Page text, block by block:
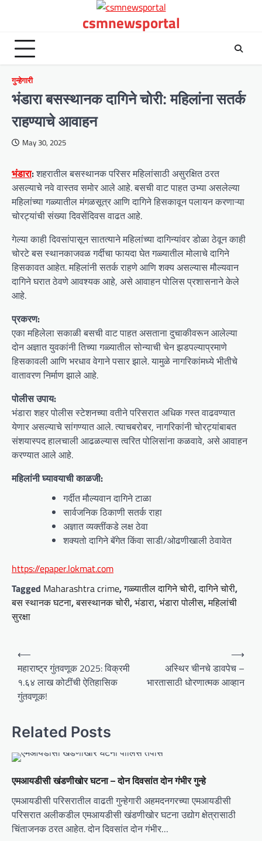
csmnewsportal
गुन्हेगारी
भंडारा बसस्थानक दागिने चोरी: महिलांना सतर्क
राहण्याचे आवाहन
May 30, 2025
भंडारा:शहरातील बसस्थानक परिसर महिलांसाठी असुरक्षित ठरत
असल्याचे नवे वास्तव समोर आले आहे. बसची वाट पाहत उभ्या असलेल्या
महिलांच्या गळ्यातील मंगळसूत्र आणि दागिने हिसकावून पलायन करणाऱ्या
चोरट्यांची संख्या दिवसेंदिवस वाढत आहे.
गेल्या काही दिवसांपासून सातत्याने महिलांच्या दागिन्यांवर डोळा ठेवून काही
चोरटे बस स्थानकाजवळ गर्दीचा फायदा घेत गळ्यातील मोलाचे दागिने
हिसकावत आहेत. महिलांनी सतर्क राहणे आणि शक्य असल्यास मौल्यवान
दागिने घरात ठेवणे आवश्यक आहे, असे आवाहन पोलिस प्रशासनाने केले
आहे.
प्रकरण:
एका महिलेला सकाळी बसची वाट पाहत असताना दुचाकीवरून आलेल्या
दोन अज्ञात युवकांनी तिच्या गळ्यातील सोन्याची चेन झडपल्याप्रमाणे
हिसकावली आणि भरधाव वेगाने पसार झाले. यामुळे नागरिकांमध्ये भीतीचे
वातावरण निर्माण झाले आहे.
पोलीस उपाय:
भंडारा शहर पोलीस स्टेशनच्या वतीने परिसरात अधिक गस्त वाढवण्यात
येणार असल्याचे सांगण्यात आले. त्याचबरोबर, नागरिकांनी चोरट्यांबाबत
संशयास्पद हालचाली आढळल्यास त्वरित पोलिसांना कळवावे, असे आवाहन
करण्यात आले आहे.
महिलांनी घ्यावयाची काळजी:
गर्दीत मौल्यवान दागिने टाळा
सार्वजनिक ठिकाणी सतर्क राहा
अज्ञात व्यक्तींकडे लक्ष ठेवा
शक्यतो दागिने बॅगेत किंवा साडी/ओढणीखाली ठेवावेत
https://epaper.lokmat.com
Tagged Maharashtra crime,गळ्यातील दागिने चोरी,दागिने चोरी,
बस स्थानक घटना,बसस्थानक चोरी,भंडारा,भंडारा पोलीस,महिलांची
सुरक्षा
o
n
a
v
i
g
a
t
⟵
महाराष्ट्र गुंतवणूक 2025: विक्रमी
१.६४ लाख कोटींची ऐतिहासिक
गुंतवणूक!
अस्थिर चीनचे डावपेच –
भारतासाठी धोरणात्मक आव्हान
⟶
Related Posts
एमआयडीसी खंडणीखोर घटना – दोन दिवसांत दोन गंभीर गुन्हे
एमआयडीसी परिसरातील वाढती गुन्हेगारी अहमदनगरच्या एमआयडीसी
परिसरात अलीकडील एमआयडीसी खंडणीखोर घटना उद्योग क्षेत्रासाठी
चिंताजनक ठरत आहेत. दोन दिवसांत दोन गंभीर…